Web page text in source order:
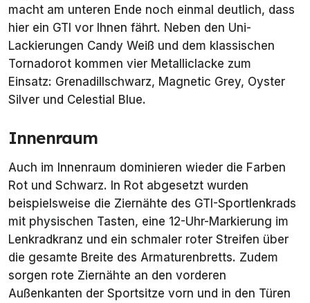
macht am unteren Ende noch einmal deutlich, dass
hier ein GTI vor Ihnen fährt. Neben den Uni-
Lackierungen Candy Weiß und dem klassischen
Tornadorot kommen vier Metalliclacke zum
Einsatz: Grenadillschwarz, Magnetic Grey, Oyster
Silver und Celestial Blue.
Innenraum
Auch im Innenraum dominieren wieder die Farben
Rot und Schwarz. In Rot abgesetzt wurden
beispielsweise die Ziernähte des GTI-Sportlenkrads
mit physischen Tasten, eine 12-Uhr-Markierung im
Lenkradkranz und ein schmaler roter Streifen über
die gesamte Breite des Armaturenbretts. Zudem
sorgen rote Ziernähte an den vorderen
Außenkanten der Sportsitze vorn und in den Türen